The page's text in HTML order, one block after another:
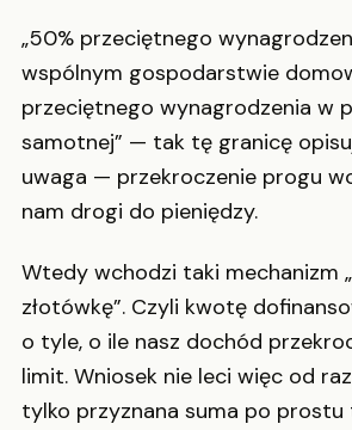
„50% przeciętnego
wspólnym gospodarstwie
przeciętnego wynagrodzenia w
samotnej” — tak tę granicę
uwaga — przekroczenie progu
nam drogi do pieniędzy.
Wtedy wchodzi taki mechanizm
złotówkę”. Czyli kwotę
o tyle, o ile nasz dochód
limit. Wniosek nie leci więc od
tylko przyznana suma po